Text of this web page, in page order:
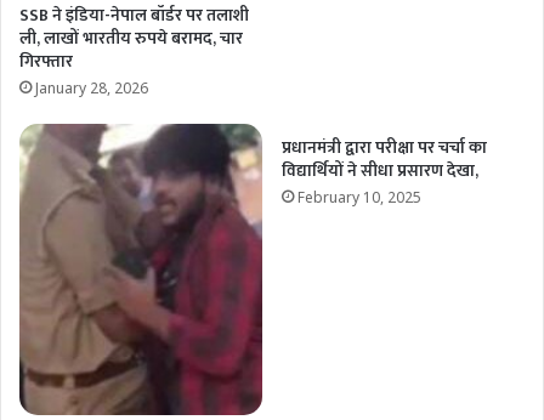
SSB ने इंडिया-नेपाल बॉर्डर पर तलाशी
ली, लाखों भारतीय रुपये बरामद, चार
गिरफ्तार
January 28, 2026
प्रधानमंत्री द्वारा परीक्षा पर चर्चा का
विद्यार्थियों ने सीधा प्रसारण देखा,
February 10, 2025